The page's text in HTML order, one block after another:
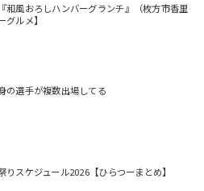
和風おろしハンバーグランチ』（枚方市香里
グルメ】
の選手が複数出場してる
りスケジュール2026【ひらつーまとめ】